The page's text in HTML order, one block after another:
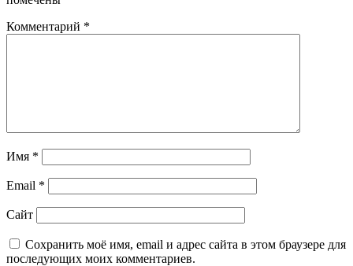
Комментарий *
Имя *
Email *
Сайт
Сохранить моё имя, email и адрес сайта в этом браузере для
последующих моих комментариев.